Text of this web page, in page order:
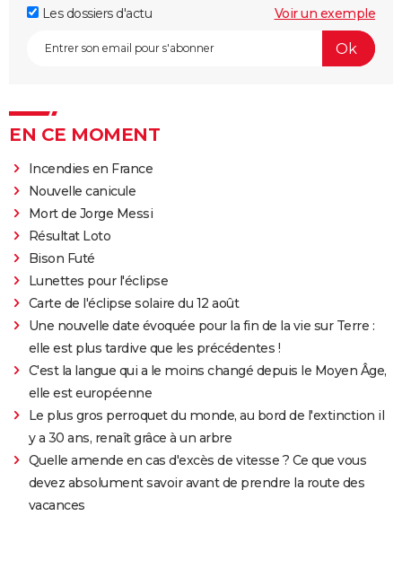
Les dossiers d'actu
Voir un exemple
EN CE MOMENT
Incendies en France
Nouvelle canicule
Mort de Jorge Messi
Résultat Loto
Bison Futé
Lunettes pour l'éclipse
Carte de l'éclipse solaire du 12 août
Une nouvelle date évoquée pour la fin de la vie sur Terre :
elle est plus tardive que les précédentes !
C'est la langue qui a le moins changé depuis le Moyen Âge,
elle est européenne
Le plus gros perroquet du monde, au bord de l'extinction il
y a 30 ans, renaît grâce à un arbre
Quelle amende en cas d'excès de vitesse ? Ce que vous
devez absolument savoir avant de prendre la route des
vacances